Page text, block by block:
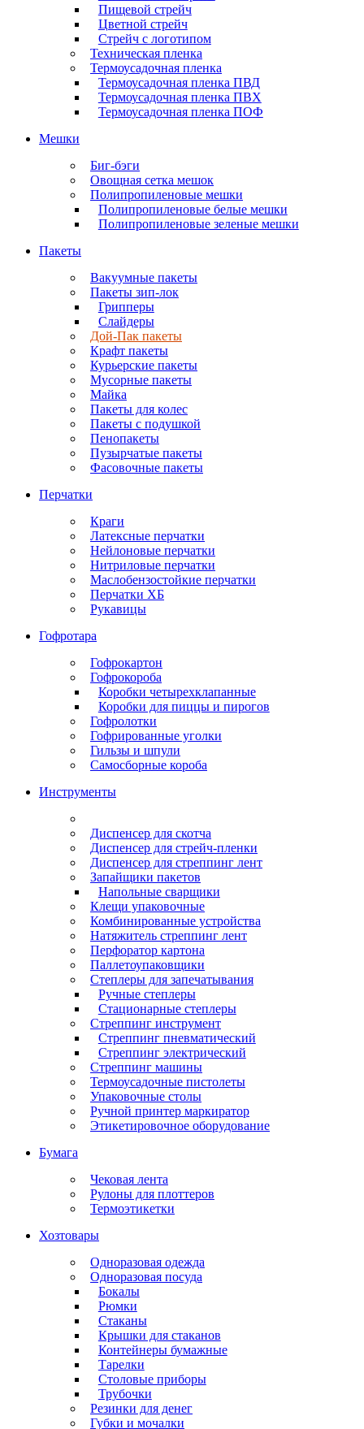
Пищевой стрейч
Цветной стрейч
Стрейч с логотипом
Техническая пленка
Термоусадочная пленка
Термоусадочная пленка ПВД
Термоусадочная пленка ПВХ
Термоусадочная пленка ПОФ
Мешки
Биг-бэги
Овощная сетка мешок
Полипропиленовые мешки
Полипропиленовые белые мешки
Полипропиленовые зеленые мешки
Пакеты
Вакуумные пакеты
Пакеты зип-лок
Грипперы
Слайдеры
Дой-Пак пакеты
Крафт пакеты
Курьерские пакеты
Мусорные пакеты
Майка
Пакеты для колес
Пакеты с подушкой
Пенопакеты
Пузырчатые пакеты
Фасовочные пакеты
Перчатки
Краги
Латексные перчатки
Нейлоновые перчатки
Нитриловые перчатки
Маслобензостойкие перчатки
Перчатки ХБ
Рукавицы
Гофротара
Гофрокартон
Гофрокороба
Коробки четырехклапанные
Коробки для пиццы и пирогов
Гофролотки
Гофрированные уголки
Гильзы и шпули
Самосборные короба
Инструменты
Диспенсер для скотча
Диспенсер для стрейч-пленки
Диспенсер для стреппинг лент
Запайщики пакетов
Напольные сварщики
Клещи упаковочные
Комбинированные устройства
Натяжитель стреппинг лент
Перфоратор картона
Паллетоупаковщики
Степлеры для запечатывания
Ручные степлеры
Стационарные степлеры
Стреппинг инструмент
Стреппинг пневматический
Стреппинг электрический
Стреппинг машины
Термоусадочные пистолеты
Упаковочные столы
Ручной принтер маркиратор
Этикетировочное оборудование
Бумага
Чековая лента
Рулоны для плоттеров
Термоэтикетки
Хозтовары
Одноразовая одежда
Одноразовая посуда
Бокалы
Рюмки
Стаканы
Крышки для стаканов
Контейнеры бумажные
Тарелки
Столовые приборы
Трубочки
Резинки для денег
Губки и мочалки